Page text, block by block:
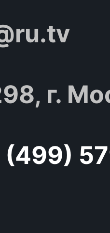
г.
(499)